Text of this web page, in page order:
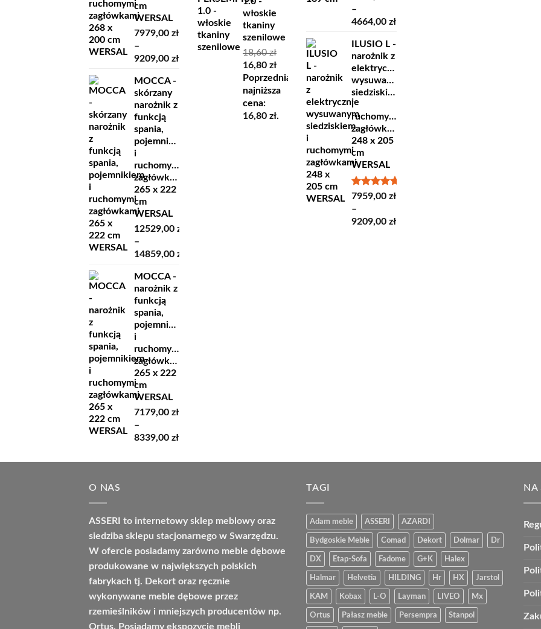
cm
WERSAL
7979,00 zł
–
9209,00 złZakres
MOCCA -
skórzany
narożnik z
funkcją
spania,
pojemnikiem
i
ruchomymi
zagłówkami
265 x 222
cm
WERSAL
12529,00 zł
–
14859,00 zł
cen:
od
12529,00 zł
do
14859,00 zł
MOCCA -
narożnik z
funkcją
spania,
pojemnikiem
i
ruchomymi
zagłówkami
265 x 222
cm
WERSAL
7179,00 zł
–
8339,00 złZakres
od
włoskie
tkaniny
szenilowe
18,60zł
Pierwotna
cena
wynosiła:
18,60 zł.
16,80 złAktualna
cena
wynosi:
16,80 zł.
Poprzednia
najniższa
cena:
16,80 zł.
–
4664,00 złZakres
ILUSIO L -
narożnik z
elektrycznie
wysuwanym
siedziskiem
i
ruchomymi
zagłówkami
248 x 205
cm
WERSAL
Oceniono
7959,00 zł
–
9209,00 złZakres
O NAS
ASSERI to internetowy sklep meblowy oraz
siedziba sklepu stacjonarnego w Swarzędzu.
W ofercie posiadamy zarówno meble dębowe
produkowane w największych polskich
fabrykach tj. Dekort oraz ręcznie
wykonywane meble dębowe przez
rzemieślników i mniejszych producentów np.
Ortus. Posiadamy ekspozycje mebli
TAGI
Adam meble ASSERI AZARDI
Bydgoskie Meble Comad Dekort Dolmar Dr
DX Etap-Sofa Fadome G+K Halex
Halmar Helvetia HILDING Hr HX Jarstol
KAM Kobax L-O Layman LIVEO Mx
Ortus Pałasz meble Persempra Stanpol
NA